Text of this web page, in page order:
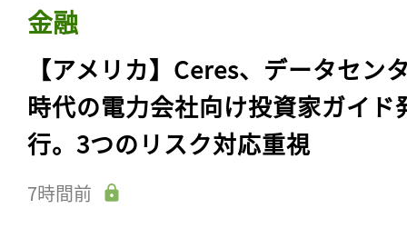
金融
【アメリカ】Ceres、データセン
時代の電力会社向け投資家ガイド
行。3つのリスク対応重視
7時間前